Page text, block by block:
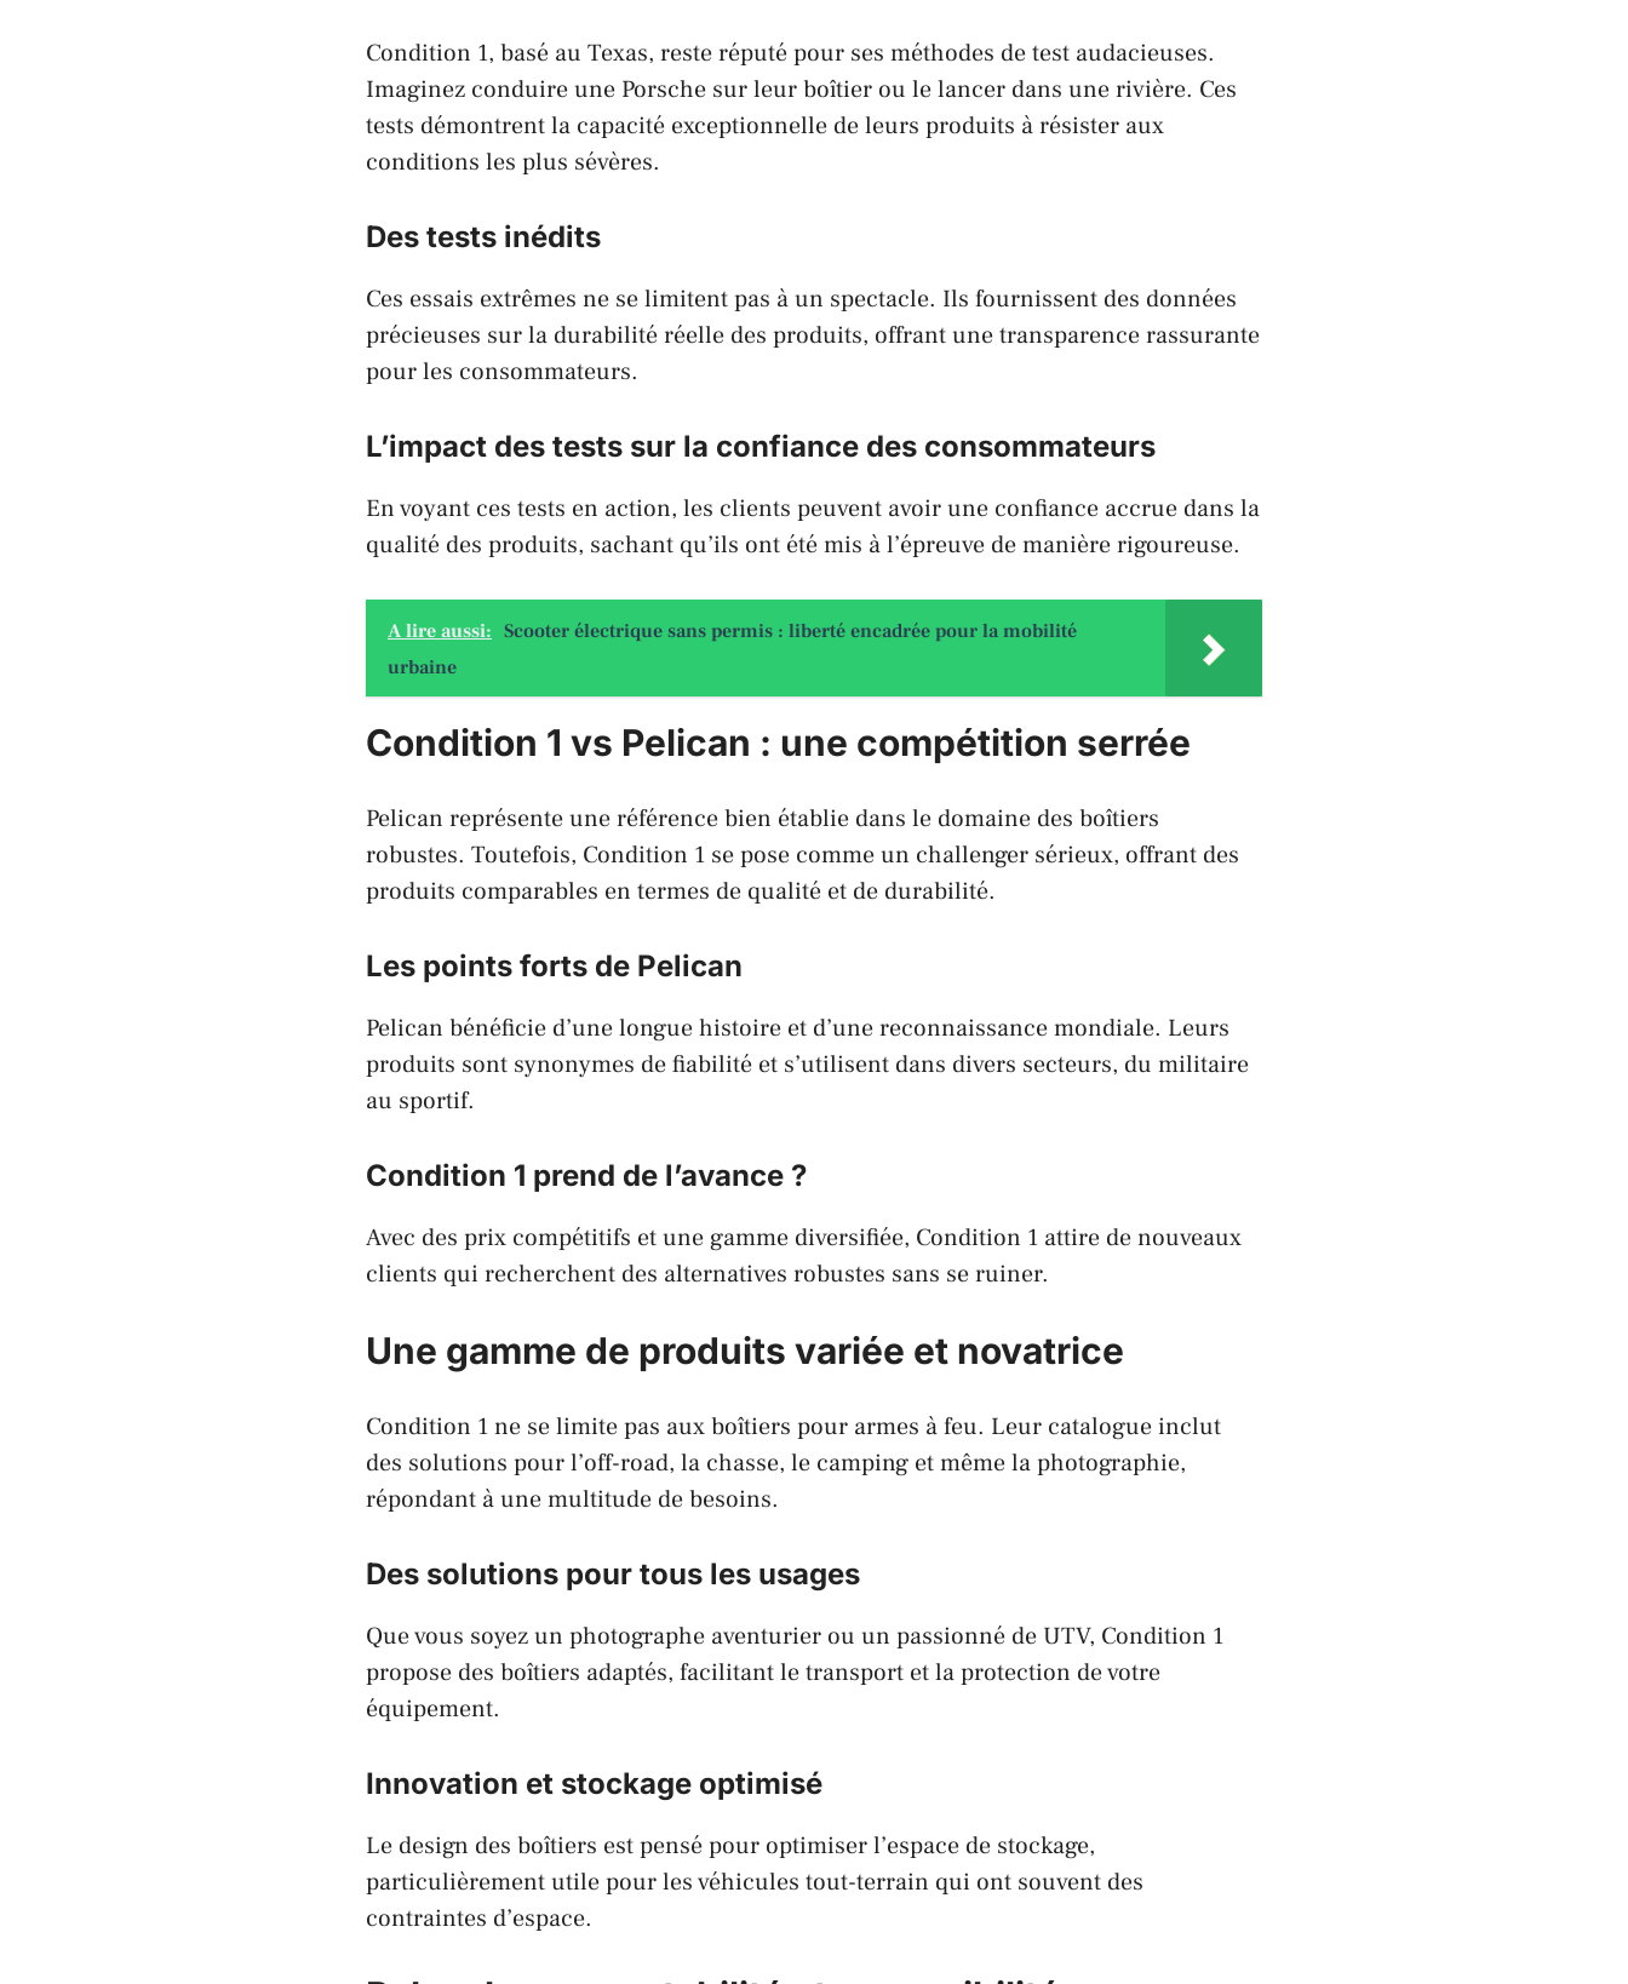
Condition 1, basé au Texas, reste réputé pour ses méthodes de test audacieuses.
Imaginez conduire une Porsche sur leur boîtier ou le lancer dans une rivière. Ces
tests démontrent la capacité exceptionnelle de leurs produits à résister aux
conditions les plus sévères.
Des tests inédits
Ces essais extrêmes ne se limitent pas à un spectacle. Ils fournissent des données
précieuses sur la durabilité réelle des produits, offrant une transparence rassurante
pour les consommateurs.
L’impact des tests sur la confiance des consommateurs
En voyant ces tests en action, les clients peuvent avoir une confiance accrue dans la
qualité des produits, sachant qu’ils ont été mis à l’épreuve de manière rigoureuse.
A lire aussi: Scooter électrique sans permis : liberté encadrée pour la mobilité
urbaine
Condition 1 vs Pelican : une compétition serrée
Pelican représente une référence bien établie dans le domaine des boîtiers
robustes. Toutefois, Condition 1 se pose comme un challenger sérieux, offrant des
produits comparables en termes de qualité et de durabilité.
Les points forts de Pelican
Pelican bénéficie d’une longue histoire et d’une reconnaissance mondiale. Leurs
produits sont synonymes de fiabilité et s’utilisent dans divers secteurs, du militaire
au sportif.
Condition 1 prend de l’avance ?
Avec des prix compétitifs et une gamme diversifiée, Condition 1 attire de nouveaux
clients qui recherchent des alternatives robustes sans se ruiner.
Une gamme de produits variée et novatrice
Condition 1 ne se limite pas aux boîtiers pour armes à feu. Leur catalogue inclut
des solutions pour l’off-road, la chasse, le camping et même la photographie,
répondant à une multitude de besoins.
Des solutions pour tous les usages
Que vous soyez un photographe aventurier ou un passionné de UTV, Condition 1
propose des boîtiers adaptés, facilitant le transport et la protection de votre
équipement.
Innovation et stockage optimisé
Le design des boîtiers est pensé pour optimiser l’espace de stockage,
particulièrement utile pour les véhicules tout-terrain qui ont souvent des
contraintes d’espace.